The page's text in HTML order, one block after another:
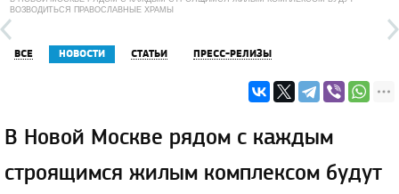
ВОЗВОДИТЬСЯ ПРАВОСЛАВНЫЕ ХРАМЫ
ВСЕ НОВОСТИ СТАТЬИ ПРЕСС-РЕЛИЗЫ
В Новой Москве рядом с каждым
строящимся жилым комплексом будут